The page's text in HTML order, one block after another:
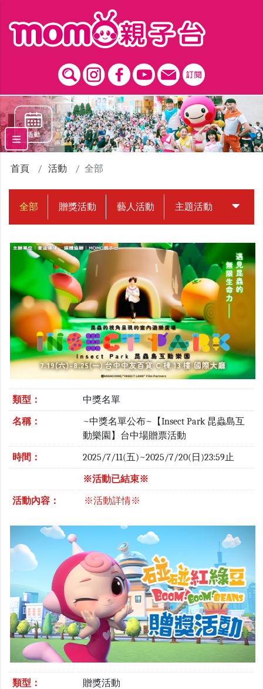
首頁 活動 全部
全部 贈獎活動 藝人活動 主題活動 中獎名
類型： 中獎名單
名稱：
~中獎名單公布~【Insect Park 昆蟲島互
動樂園】台中場贈票活動
時間： 2025/7/11(五)~2025/7/20(日)23:59止
※活動已結束※
活動內容： ※活動詳情※
類型： 贈獎活動